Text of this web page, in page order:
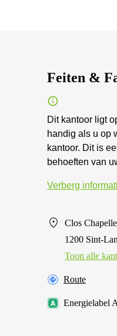
Feiten &
Dit kantoor ligt
handig als u op
kantoor. Dit is
behoeften van
Verberg
Clos
1200 Sint-
Toon alle
Route
Energielabel A